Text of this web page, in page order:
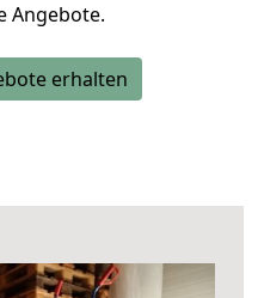
Angebote.
erhalten